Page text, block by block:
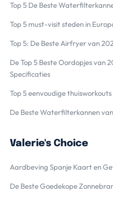
Top 5 De Beste
Top 5 must-visit steden in
Top 5: De Beste Airfryer van
De Top 5 Beste Oordopjes van
Specificaties
Top 5 eenvoudige
De Beste Waterfilterkannen
Valerie's Choice
Aardbeving Spanje Kaart en
De Beste Goedekope